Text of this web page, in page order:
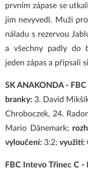
prvním zápase se
jim nevyvedl. Muži
náladu s rezervou
a všechny padly do
jeden zápas a připsali
SK ANAKONDA -
branky:3. David
Chroboczek, 24.
Mario Dänemark;
vyloučení: 3:2; využití:
FBC Intevo Třinec C -